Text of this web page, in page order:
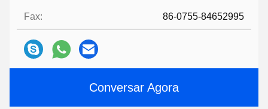
Fax: 86-0755-84652995
Conversar Agora